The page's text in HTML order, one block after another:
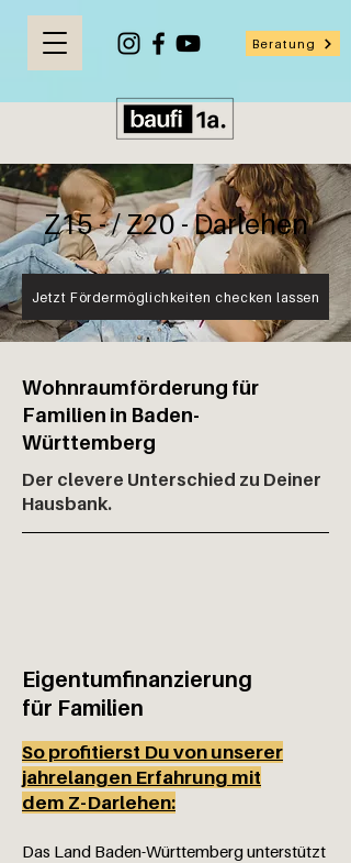
Beratung
Z15 - / Z20 - Darlehen
Jetzt Fördermöglichkeiten checken lassen
Wohnraumförderung für
Familien in Baden-
Württemberg
Der clevere Unterschied zu Deiner
Hausbank.
Eigentumfinanzierung
für Familien
So profitierst Du von unserer
jahrelangen Erfahrung mit
dem Z-Darlehen:
Das Land Baden-Württemberg unterstützt